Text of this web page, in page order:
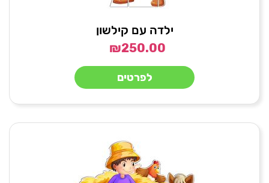
ילדה עם קילשון
₪250.00
לפרטים